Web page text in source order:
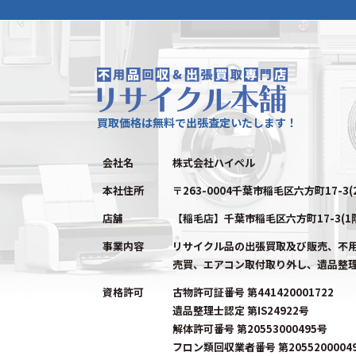
買取価格は無料で出張査定いたします！
会社名
株式会社ハイペル
本社住所
〒263-0004千葉市稲毛区六方町17-
店舗
【稲毛店】千葉市稲毛区六方町17-3(1
事業内容
リサイクル品の出張買取及び販売、不
売買、エアコン取付取り外し、遺品整
資格許可
古物許可証番号 第441420001722
遺品整理士認定 第IS24922号
解体許可番号 第20553000495号
フロン類回収業者番号 第